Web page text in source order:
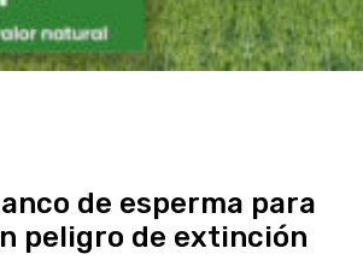
de esperma para
peligro de extinción